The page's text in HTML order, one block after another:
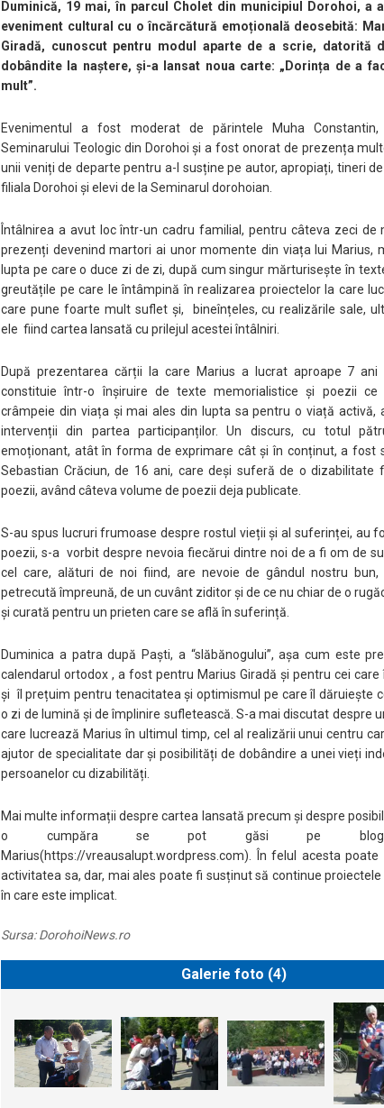
Duminică, 19 mai, în parcul Cholet din municipiul Dorohoi, a
eveniment cultural cu o încărcătură emoțională deosebită:
Giradă, cunoscut pentru modul aparte de a scrie, datorită
dobândite la naștere, și-a lansat noua carte: „Dorința de a
mult”.
Evenimentul a fost moderat de părintele Muha Constantin,
Seminarului Teologic din Dorohoi și a fost onorat de prezența
unii veniți de departe pentru a-l susține pe autor, apropiați, tineri de
filiala Dorohoi și elevi de la Seminarul dorohoian.
Întâlnirea a avut loc într-un cadru familial, pentru câteva zeci de
prezenți devenind martori ai unor momente din viața lui Marius,
lupta pe care o duce zi de zi, după cum singur mărturisește în
greutățile pe care le întâmpină în realizarea proiectelor la care
care pune foarte mult suflet și, bineînțeles, cu realizările sale,
ele fiind cartea lansată cu prilejul acestei întâlniri.
După prezentarea cărții la care Marius a lucrat aproape 7 ani
constituie într-o înșiruire de texte memorialistice și poezii ce
crâmpeie din viața și mai ales din lupta sa pentru o viață activă,
intervenții din partea participanților. Un discurs, cu totul
emoționant, atât în forma de exprimare cât și în conținut, a fost
Sebastian Crăciun, de 16 ani, care deși suferă de o dizabilitate
poezii, având câteva volume de poezii deja publicate.
S-au spus lucruri frumoase despre rostul vieții și al suferinței, au
poezii, s-a vorbit despre nevoia fiecărui dintre noi de a fi om de
cel care, alături de noi fiind, are nevoie de gândul nostru bun,
petrecută împreună, de un cuvânt ziditor și de ce nu chiar de o
și curată pentru un prieten care se află în suferință.
Duminica a patra după Paști, a “slăbănogului”, așa cum este
calendarul ortodox , a fost pentru Marius Giradă și pentru cei care
și îl prețuim pentru tenacitatea și optimismul pe care îl dăruiește
o zi de lumină și de împlinire sufletească. S-a mai discutat despre
care lucrează Marius în ultimul timp, cel al realizării unui centru
ajutor de specialitate dar și posibilități de dobândire a unei vieți
persoanelor cu dizabilități.
Mai multe informații despre cartea lansată precum și despre
o cumpăra se pot găsi pe
Marius(https://vreausalupt.wordpress.com). În felul acesta
activitatea sa, dar, mai ales poate fi susținut să continue
în care este implicat.
Sursa:DorohoiNews.ro
Galerie foto (4)